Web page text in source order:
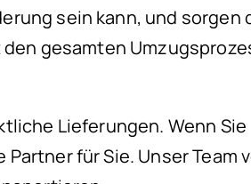
sein kann, und sorgen
gesamten
Lieferungen. Wenn Sie
für Sie. Unser Team